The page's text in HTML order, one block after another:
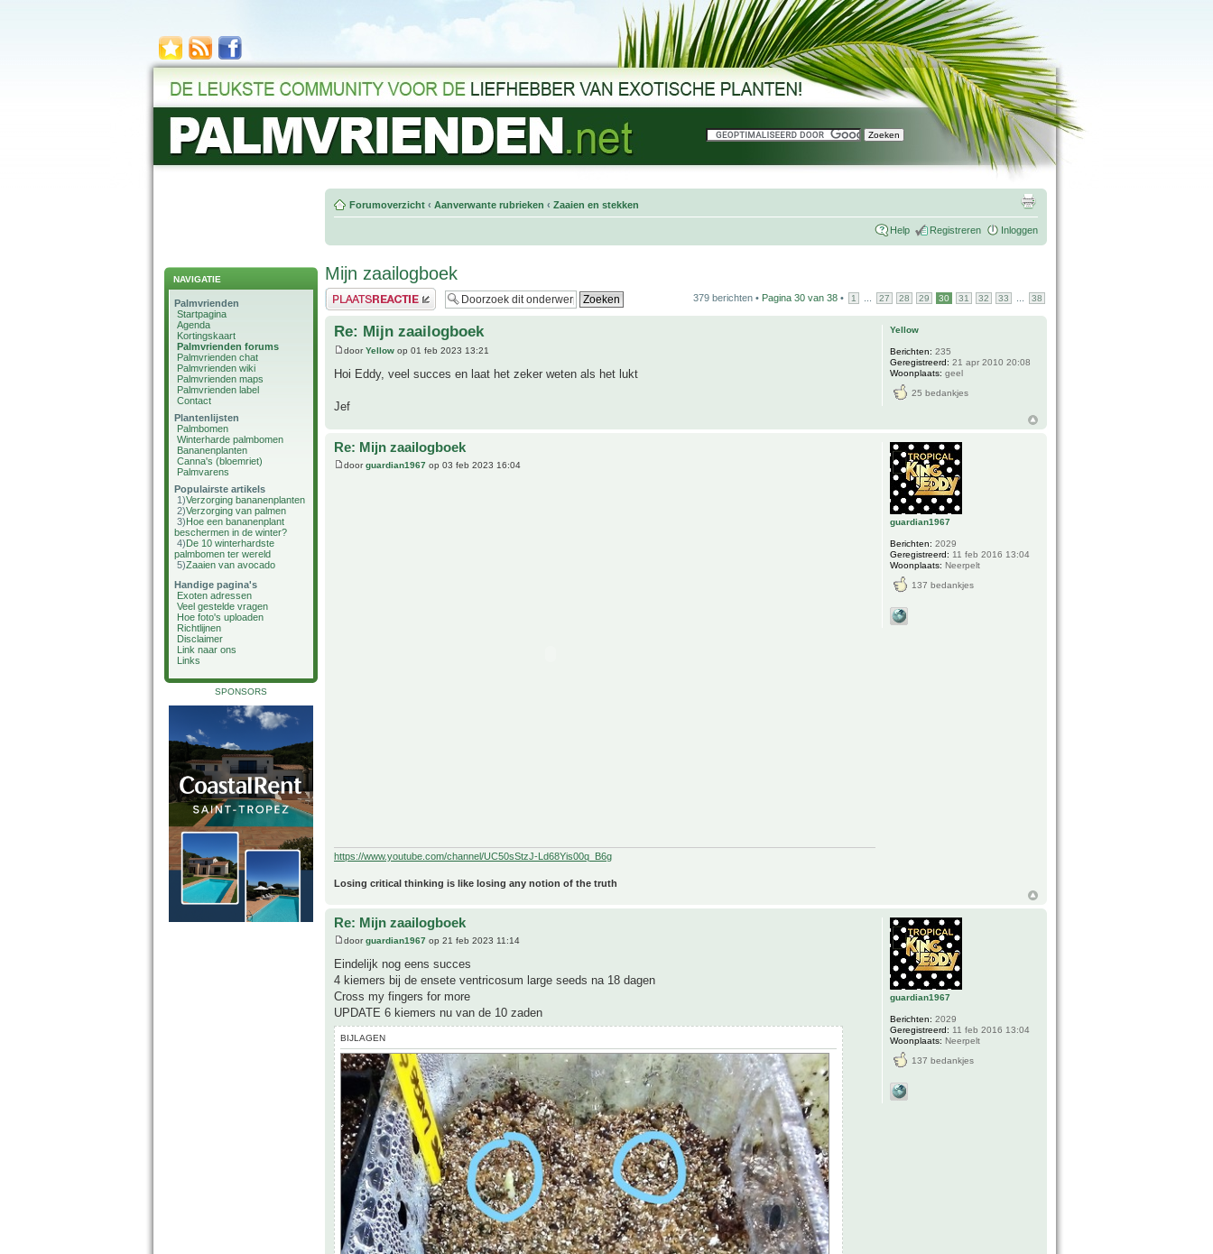
NAVIGATIE
Palmvrienden
Startpagina
Agenda
Kortingskaart
Palmvrienden forums
Palmvrienden chat
Palmvrienden wiki
Palmvrienden maps
Palmvrienden label
Contact
Plantenlijsten
Palmbomen
Winterharde palmbomen
Bananenplanten
Canna's (bloemriet)
Palmvarens
Populairste artikels
1)Verzorging bananenplanten
2)Verzorging van palmen
3)Hoe een bananenplant
beschermen in de winter?
4)De 10 winterhardste
palmbomen ter wereld
5)Zaaien van avocado
Handige pagina's
Exoten adressen
Veel gestelde vragen
Hoe foto's uploaden
Richtlijnen
Disclaimer
Link naar ons
Links
SPONSORS
Forumoverzicht ‹ Aanverwante rubrieken ‹ Zaaien en stekken
Help Registreren Inloggen
Mijn zaailogboek
Plaats een reactie 379 berichten • Pagina 30 van 38 • 1 27 28 29 30 31 32 33 38
Re: Mijn zaailogboek
doorYellow op 01 feb 2023 13:21
Hoi Eddy, veel succes en laat het zeker weten als het lukt
Jef
Yellow
Berichten: 235
Geregistreerd: 21 apr 2010 20:08
Woonplaats: geel
25 bedankjes
Re: Mijn zaailogboek
doorguardian1967 op 03 feb 2023 16:04
https://www.youtube.com/channel/UC50sStzJ-Ld68Yis00q_B6g
Losing critical thinking is like losing any notion of the truth
guardian1967
Berichten: 2029
Geregistreerd: 11 feb 2016 13:04
Woonplaats: Neerpelt
137 bedankjes
Re: Mijn zaailogboek
doorguardian1967 op 21 feb 2023 11:14
Eindelijk nog eens succes
4 kiemers bij de ensete ventricosum large seeds na 18 dagen
Cross my fingers for more
UPDATE 6 kiemers nu van de 10 zaden
BIJLAGEN
guardian1967
Berichten: 2029
Geregistreerd: 11 feb 2016 13:04
Woonplaats: Neerpelt
137 bedankjes